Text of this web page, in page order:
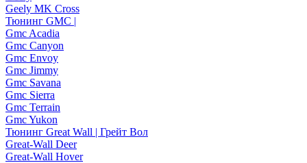
Geely MK Cross
Тюнинг GMC |
Gmc Acadia
Gmc Canyon
Gmc Envoy
Gmc Jimmy
Gmc Savana
Gmc Sierra
Gmc Terrain
Gmc Yukon
Тюнинг Great Wall | Грейт Вол
Great-Wall Deer
Great-Wall Hover